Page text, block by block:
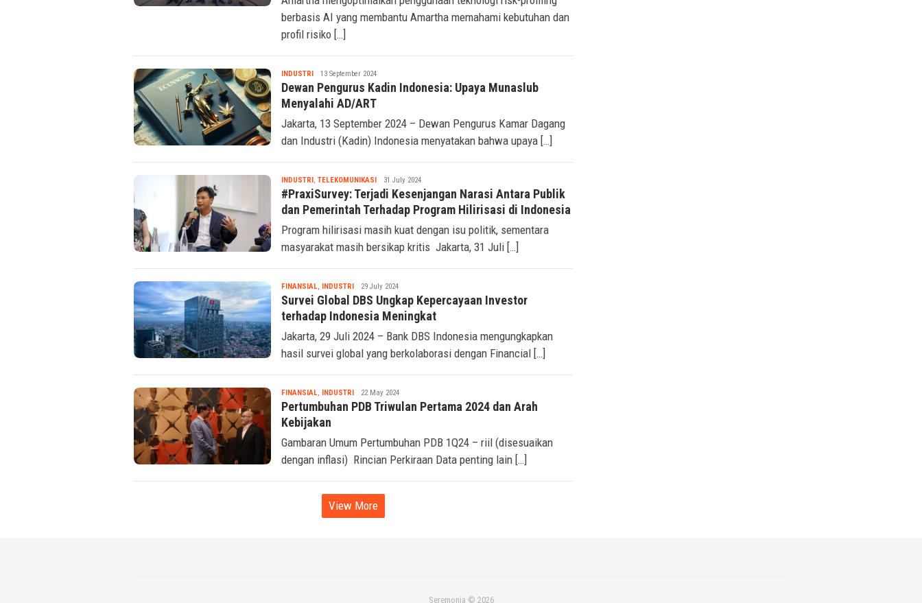
Amartha mengoptimalkan penggunaan teknologi risk-profiling
berbasis AI yang membantu Amartha memahami kebutuhan dan
INDUSTRITsaqif
Ridwan
13 September 2024
Dewan Pengurus Kadin Indonesia: Upaya Munaslub
Menyalahi AD/ART
Jakarta, 13 September 2024 – Dewan Pengurus Kamar Dagang
INDUSTRI,TELEKOMUNIKASITsaqif
Ridwan
31 July 2024
#PraxiSurvey: Terjadi Kesenjangan Narasi Antara Publik
dan Pemerintah Terhadap Program Hilirisasi di Indonesia
Program hilirisasi masih kuat dengan isu politik, sementara
FINANSIAL ,INDUSTRITsaqif
Ridwan
29 July 2024
Survei Global DBS Ungkap Kepercayaan Investor
terhadap Indonesia Meningkat
Jakarta, 29 Juli 2024 – Bank DBS Indonesia mengungkapkan
FINANSIAL ,INDUSTRITsaqif22 May 2024
Pertumbuhan PDB Triwulan Pertama 2024 dan Arah
Kebijakan
Gambaran Umum Pertumbuhan PDB 1Q24 – riil (disesuaikan
View More